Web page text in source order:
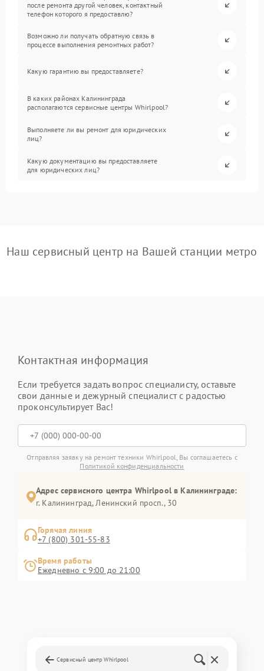
после ремонта другой человек, контактный
телефон которого я предоставлю?
Возможно ли получать обратную связь в
процессе выполнения ремонтных работ?
Какую гарантию вы предоставляете?
В каких районах Калининграда
располагаются сервисные центры Whirlpool?
Выполняете ли вы ремонт для юридических
лиц?
Какую документацию вы предоставляете
для юридических лиц?
Наш сервисный центр на Вашей станции метро
Контактная информация
Если требуется задать вопрос специалисту, оставьте
свои данные и дежурный специалист с радостью
проконсультирует Вас!
Отправляя заявку на ремонт техники Whirlpool, Вы соглашаетесь с
Политикой конфиденциальности
Адрес сервисного центра Whirlpool в Калининграде:
г. Калининград, Ленинский просп., 30
Горячая линия
+7 (800) 301-55-83
Время работы
Ежедневно с 9:00 до 21:00
Сервисный центр Whirlpool